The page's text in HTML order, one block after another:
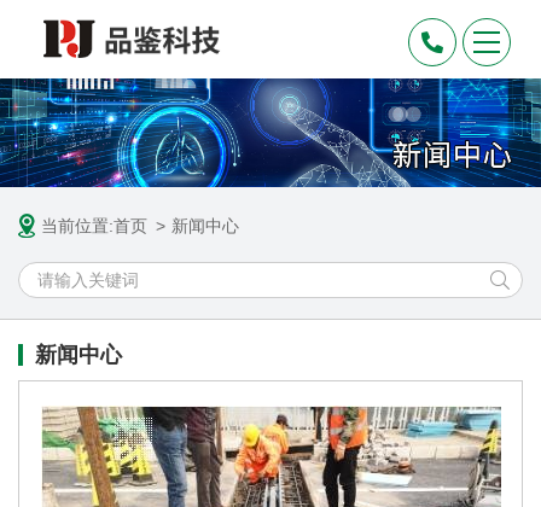
当前位置:首页 新闻中心
新闻中心